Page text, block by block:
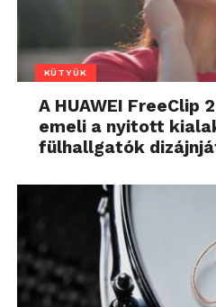
KÜTYÜK
A HUAWEI FreeClip
emeli a nyitott
fülhallgatók